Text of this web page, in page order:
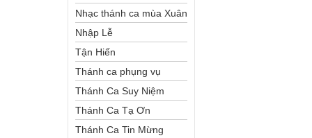
Nhạc thánh ca mùa Xuân
Nhập Lễ
Tận Hiến
Thánh ca phụng vụ
Thánh Ca Suy Niệm
Thánh Ca Tạ Ơn
Thánh Ca Tin Mừng